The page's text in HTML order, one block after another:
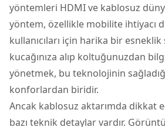
yöntemleri HDMI ve kablosuz
yöntem, özellikle mobilite ihtiyacı
kullanıcıları için harika bir
kucağınıza alıp koltuğunuzdan
yönetmek, bu teknolojinin
konforlardan biridir.
Ancak kablosuz aktarımda dikkat
bazı teknik detaylar vardır.